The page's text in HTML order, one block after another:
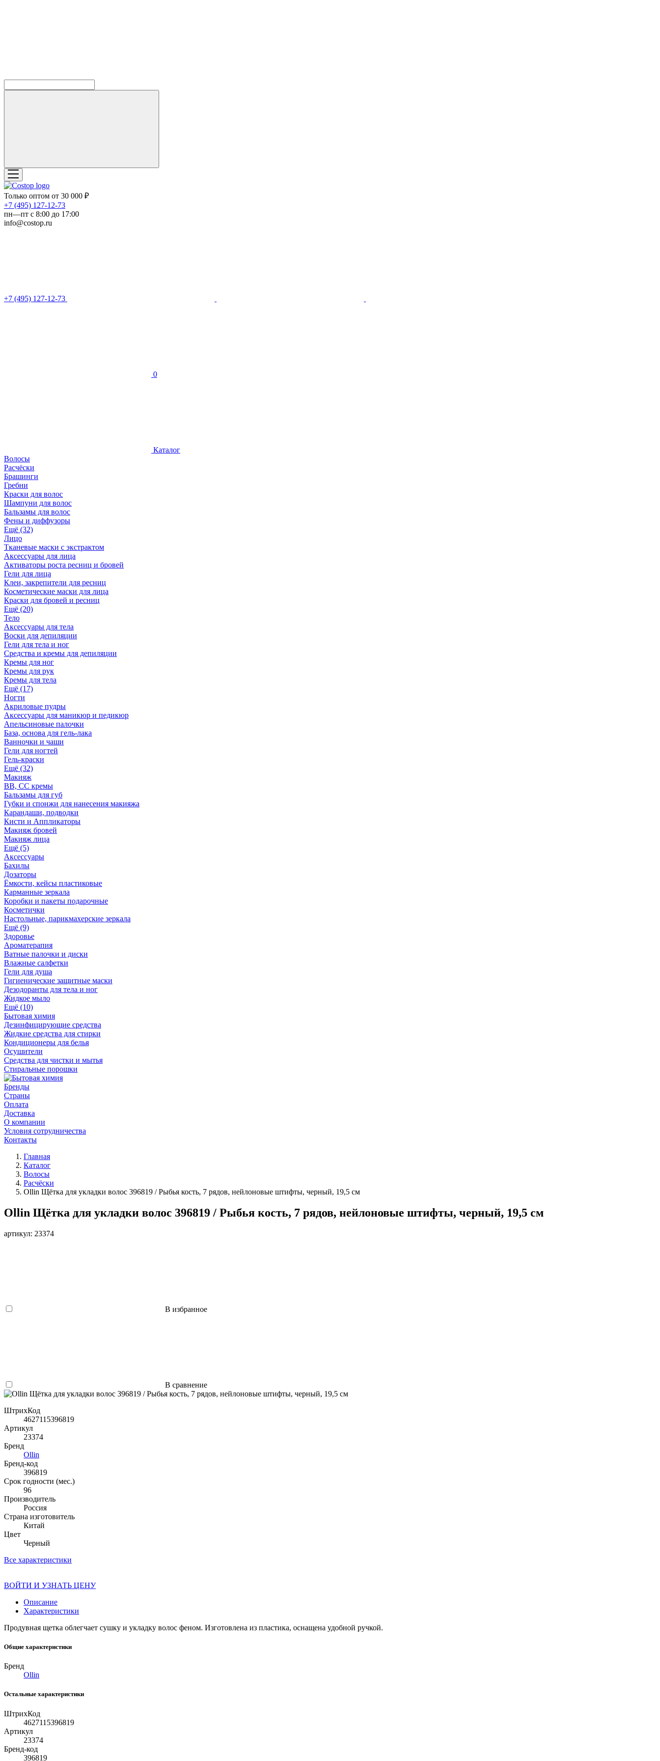
Только оптом от 30 000 ₽
‎+7 (495) 127-12-73
пн—пт с 8:00 до 17:00
info@costop.ru
‎+7 (495) 127-12-73
0
Каталог
Волосы
Расчёски
Брашинги
Гребни
Краски для волос
Шампуни для волос
Бальзамы для волос
Фены и диффузоры
Ещё (32)
Лицо
Тканевые маски с экстрактом
Аксессуары для лица
Активаторы роста ресниц и бровей
Гели для лица
Клеи, закрепители для ресниц
Косметические маски для лица
Краски для бровей и ресниц
Ещё (20)
Тело
Аксессуары для тела
Воски для депиляции
Гели для тела и ног
Средства и кремы для депиляции
Кремы для ног
Кремы для рук
Кремы для тела
Ещё (17)
Ногти
Акриловые пудры
Аксессуары для маникюр и педикюр
Апельсиновые палочки
База, основа для гель-лака
Ванночки и чаши
Гели для ногтей
Гель-краски
Ещё (32)
Макияж
BB, СС кремы
Бальзамы для губ
Губки и спонжи для нанесения макияжа
Карандаши, подводки
Кисти и Аппликаторы
Макияж бровей
Макияж лица
Ещё (5)
Аксессуары
Бахилы
Дозаторы
Ёмкости, кейсы пластиковые
Карманные зеркала
Коробки и пакеты подарочные
Косметички
Настольные, парикмахерские зеркала
Ещё (9)
Здоровье
Ароматерапия
Ватные палочки и диски
Влажные салфетки
Гели для душа
Гигиенические защитные маски
Дезодоранты для тела и ног
Жидкое мыло
Ещё (10)
Бытовая химия
Дезинфицирующие средства
Жидкие средства для стирки
Кондиционеры для белья
Осушители
Средства для чистки и мытья
Стиральные порошки
Бренды
Страны
Оплата
Доставка
О компании
Условия сотрудничества
Контакты
Главная
Каталог
Волосы
Расчёски
Ollin Щётка для укладки волос 396819 / Рыбья кость, 7 рядов, нейлоновые штифты, черный, 19,5 см
Ollin Щётка для укладки волос 396819 / Рыбья кость, 7 рядов, нейлоновые штифты, черный, 19,5 см
артикул: 23374
В избранное
В сравнение
ШтрихКод
4627115396819
Артикул
23374
Бренд
Ollin
Бренд-код
396819
Срок годности (мес.)
96
Производитель
Россия
Страна изготовитель
Китай
Цвет
Черный
Все характеристики
ВОЙТИ И УЗНАТЬ ЦЕНУ
Описание
Характеристики
Продувная щетка облегчает сушку и укладку волос феном. Изготовлена из пластика, оснащена удобной ручкой.
Общие характеристики
Бренд
Ollin
Остальные характеристики
ШтрихКод
4627115396819
Артикул
23374
Бренд-код
396819